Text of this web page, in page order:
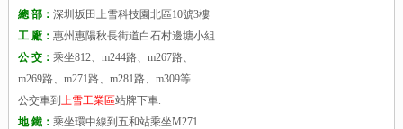
總 部： 深圳坂田上雪科技園北區10號3樓
工 廠： 惠州惠陽秋長街道白石村邊塘小組
公 交： 乘坐812、m244路、m267路、
m269路、m271路、m281路、m309等
公交車到 上雪工業區站牌下車.
地 鐵： 乘坐環中線到五和站乘坐M271